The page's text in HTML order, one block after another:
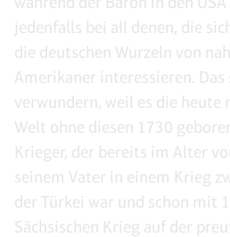
jedenfalls bei all denen, die
die deutschen Wurzeln von
Amerikaner interessieren.
verwundern, weil es die
Welt ohne diesen 1730
Krieger, der bereits im Alter
seinem Vater in einem Krieg
der Türkei war und schon mit
Sächsischen Krieg auf der